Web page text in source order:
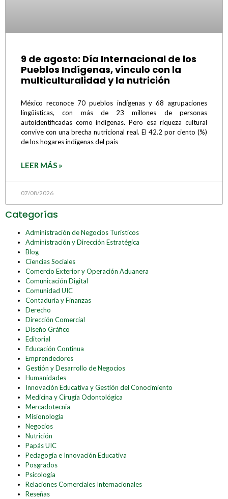
9 de agosto: Día Internacional de los
Pueblos Indígenas, vínculo con la
multiculturalidad y la nutrición
México reconoce 70 pueblos indígenas y 68 agrupaciones
lingüísticas, con más de 23 millones de personas
autoidentificadas como indígenas. Pero esa riqueza cultural
convive con una brecha nutricional real. El 42.2 por ciento (%)
de los hogares indígenas del país
LEER MÁS »
07/08/2026
Categorías
Administración de Negocios Turísticos
Administración y Dirección Estratégica
Blog
Ciencias Sociales
Comercio Exterior y Operación Aduanera
Comunicación Digital
Comunidad UIC
Contaduría y Finanzas
Derecho
Dirección Comercial
Diseño Gráfico
Editorial
Educación Continua
Emprendedores
Gestión y Desarrollo de Negocios
Humanidades
Innovación Educativa y Gestión del Conocimiento
Medicina y Cirugía Odontológica
Mercadotecnia
Misionología
Negocios
Nutrición
Papás UIC
Pedagogía e Innovación Educativa
Posgrados
Psicología
Relaciones Comerciales Internacionales
Reseñas